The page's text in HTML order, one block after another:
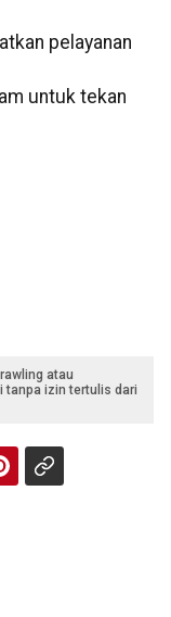
pelayanan
untuk tekan
atau
tanpa izin tertulis dari